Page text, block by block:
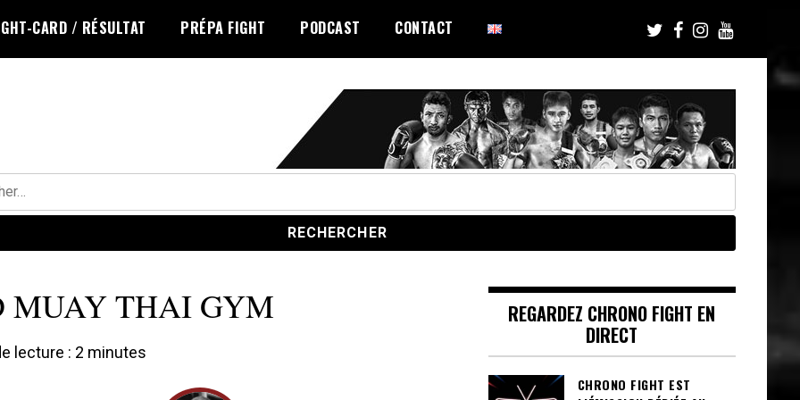
CARD / RÉSULTAT PRÉPA FIGHT PODCAST CONTACT
:
MUAY THAI GYM
lecture : 2 minutes
REGARDEZ CHRONO FIGHT EN
DIRECT
CHRONO FIGHT EST